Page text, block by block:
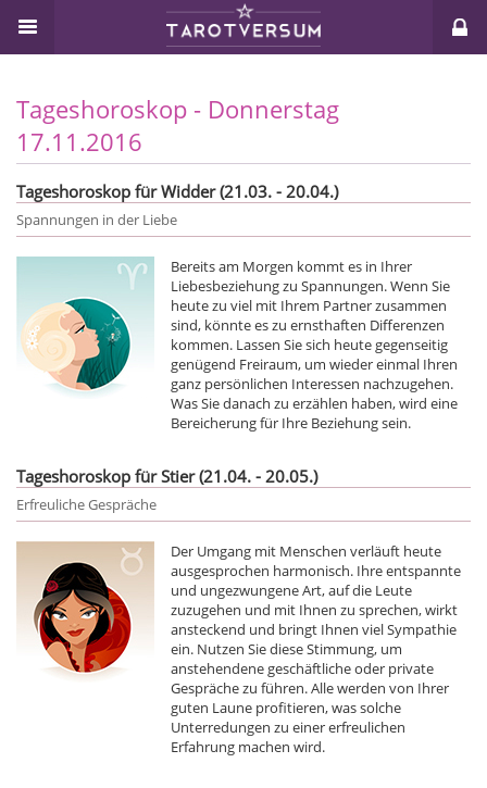
Tageshoroskop - Donnerstag
17.11.2016
Tageshoroskop für Widder (21.03. - 20.04.)
Spannungen in der Liebe
Bereits am Morgen kommt es in Ihrer
Liebesbeziehung zu Spannungen. Wenn Sie
heute zu viel mit Ihrem Partner zusammen
sind, könnte es zu ernsthaften Differenzen
kommen. Lassen Sie sich heute gegenseitig
genügend Freiraum, um wieder einmal Ihren
ganz persönlichen Interessen nachzugehen.
Was Sie danach zu erzählen haben, wird eine
Bereicherung für Ihre Beziehung sein.
Tageshoroskop für Stier (21.04. - 20.05.)
Erfreuliche Gespräche
Der Umgang mit Menschen verläuft heute
ausgesprochen harmonisch. Ihre entspannte
und ungezwungene Art, auf die Leute
zuzugehen und mit Ihnen zu sprechen, wirkt
ansteckend und bringt Ihnen viel Sympathie
ein. Nutzen Sie diese Stimmung, um
anstehendene geschäftliche oder private
Gespräche zu führen. Alle werden von Ihrer
guten Laune profitieren, was solche
Unterredungen zu einer erfreulichen
Erfahrung machen wird.